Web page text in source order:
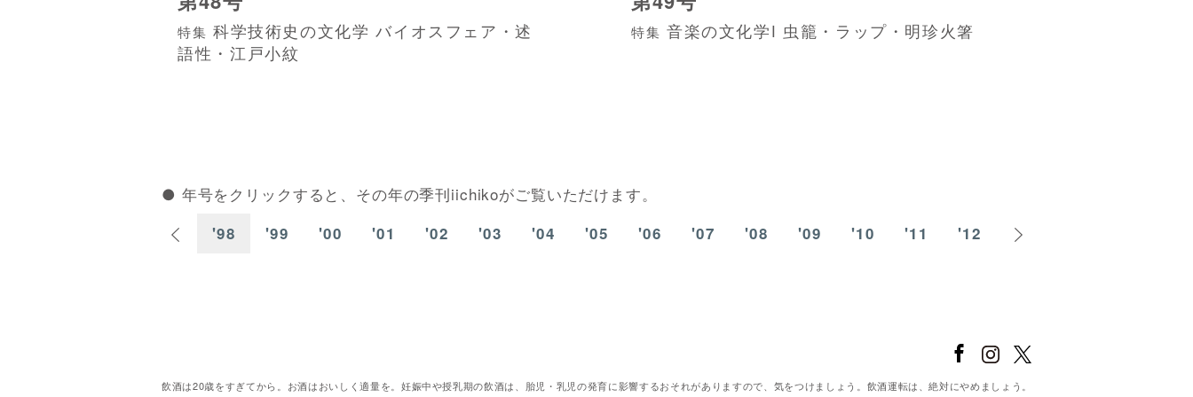
特集 科学技術史の文化学 バイオスフェア・述
語性・江戸小紋
特集 音楽の文化学Ⅰ 虫籠・ラップ・明珍火箸
● 年号をクリックすると、その年の季刊iichikoがご覧いただけます。
'97 '98 '99 '00 '01 '02 '03 '04 '05 '06 '07 '08 '09 '10 '11 '12 '13
飲酒は20歳をすぎてから。お酒はおいしく適量を。妊娠中や授乳期の飲酒は、胎児・乳児の発育に影響するおそれがありますので、気をつけましょう。飲酒運転は、絶対にやめましょう。